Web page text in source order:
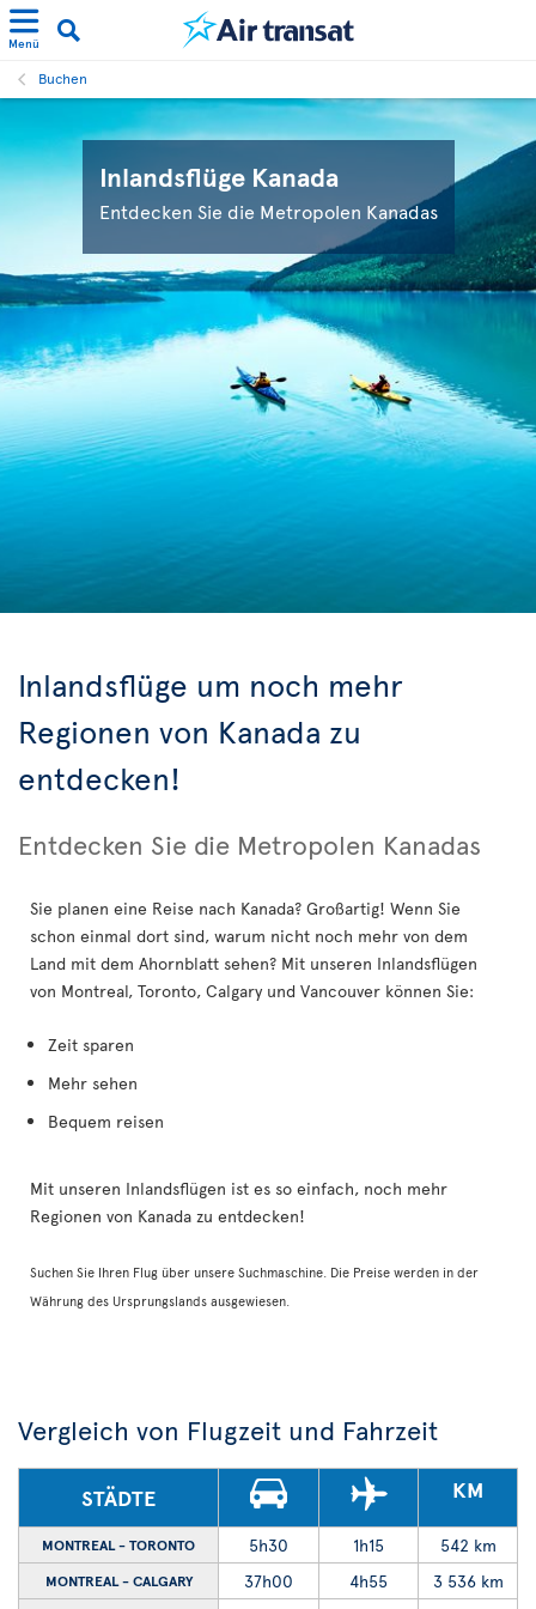
Menü
Buchen
Inlandsflüge Kanada
Entdecken Sie die Metropolen Kanadas
Inlandsflüge um noch mehr
Regionen von Kanada zu
entdecken!
Entdecken Sie die Metropolen Kanadas
Sie planen eine Reise nach Kanada? Großartig! Wenn Sie
schon einmal dort sind, warum nicht noch mehr von dem
Land mit dem Ahornblatt sehen? Mit unseren Inlandsflügen
von Montreal, Toronto, Calgary und Vancouver können Sie:
Zeit sparen
Mehr sehen
Bequem reisen
Mit unseren Inlandsflügen ist es so einfach, noch mehr
Regionen von Kanada zu entdecken!
Suchen Sie Ihren Flug über unsere Suchmaschine. Die Preise werden in der
Währung des Ursprungslands ausgewiesen.
Vergleich von Flugzeit und Fahrzeit
STÄDTE KM
MONTREAL - TORONTO 5h30 1h15 542 km
MONTREAL - CALGARY 37h00 4h55 3 536 km